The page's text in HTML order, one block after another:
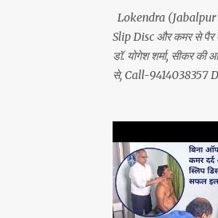
Panchkarma
Panchkarma
Ayurvedic Neuro
Therapy,
(headache), gas-
(stomach ache-
marod - dast (to...
Lokendra
Slip Disc और कमर से पैर
डॉ. योगेश शर्मा, सीकर की
से, Call-9414038357
treat Slip Disc ,
, Sciatica, Herniated
Cervical Pain ,
Spondylitis , Tennis